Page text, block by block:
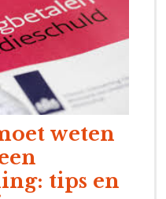
weten
tips en